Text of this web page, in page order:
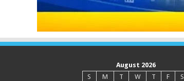
August 2026
S
M T W T F
S